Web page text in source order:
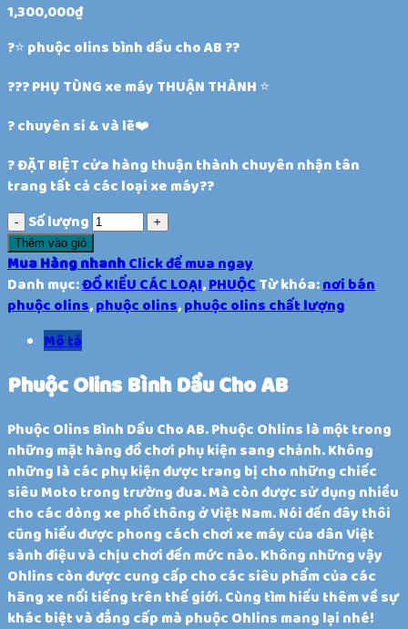
1,300,000₫
?⭐️ phuộc olins bình dầu cho AB ??
??? PHỤ TÙNG xe máy THUẬN THÀNH ⭐️
? chuyên sỉ & và lẽ❤️
? ĐẶT BIỆT cửa hàng thuận thành chuyên nhận tân
trang tất cả các loại xe máy??
Số lượng
Thêm vào giỏ
Mua Hàng nhanhClick để mua ngay
Danh mục:ĐỒ KIỂU CÁC LOẠI,PHUỘC Từ khóa:nơi bán
phuộc olins,phuộc olins,phuộc olins chất lượng
Mô tả
Phuộc Olins Bình Dầu Cho AB
Phuộc Olins Bình Dầu Cho AB. Phuộc Ohlins là một trong
những mặt hàng đồ chơi phụ kiện sang chảnh. Không
những là các phụ kiện được trang bị cho những chiếc
siêu Moto trong trường đua. Mà còn được sử dụng nhiều
cho các dòng xe phổ thông ở Việt Nam. Nói đến đây thôi
cũng hiểu được phong cách chơi xe máy của dân Việt
sành điệu và chịu chơi đến mức nào. Không những vậy
Ohlins còn được cung cấp cho các siêu phẩm của các
hãng xe nổi tiếng trên thế giới. Cùng tìm hiểu thêm về sự
khác biệt và đẳng cấp mà phuộc Ohlins mang lại nhé!